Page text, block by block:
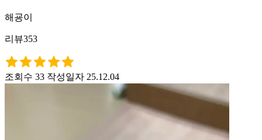
해굥이
리뷰353
조회수 33 작성일자 25.12.04